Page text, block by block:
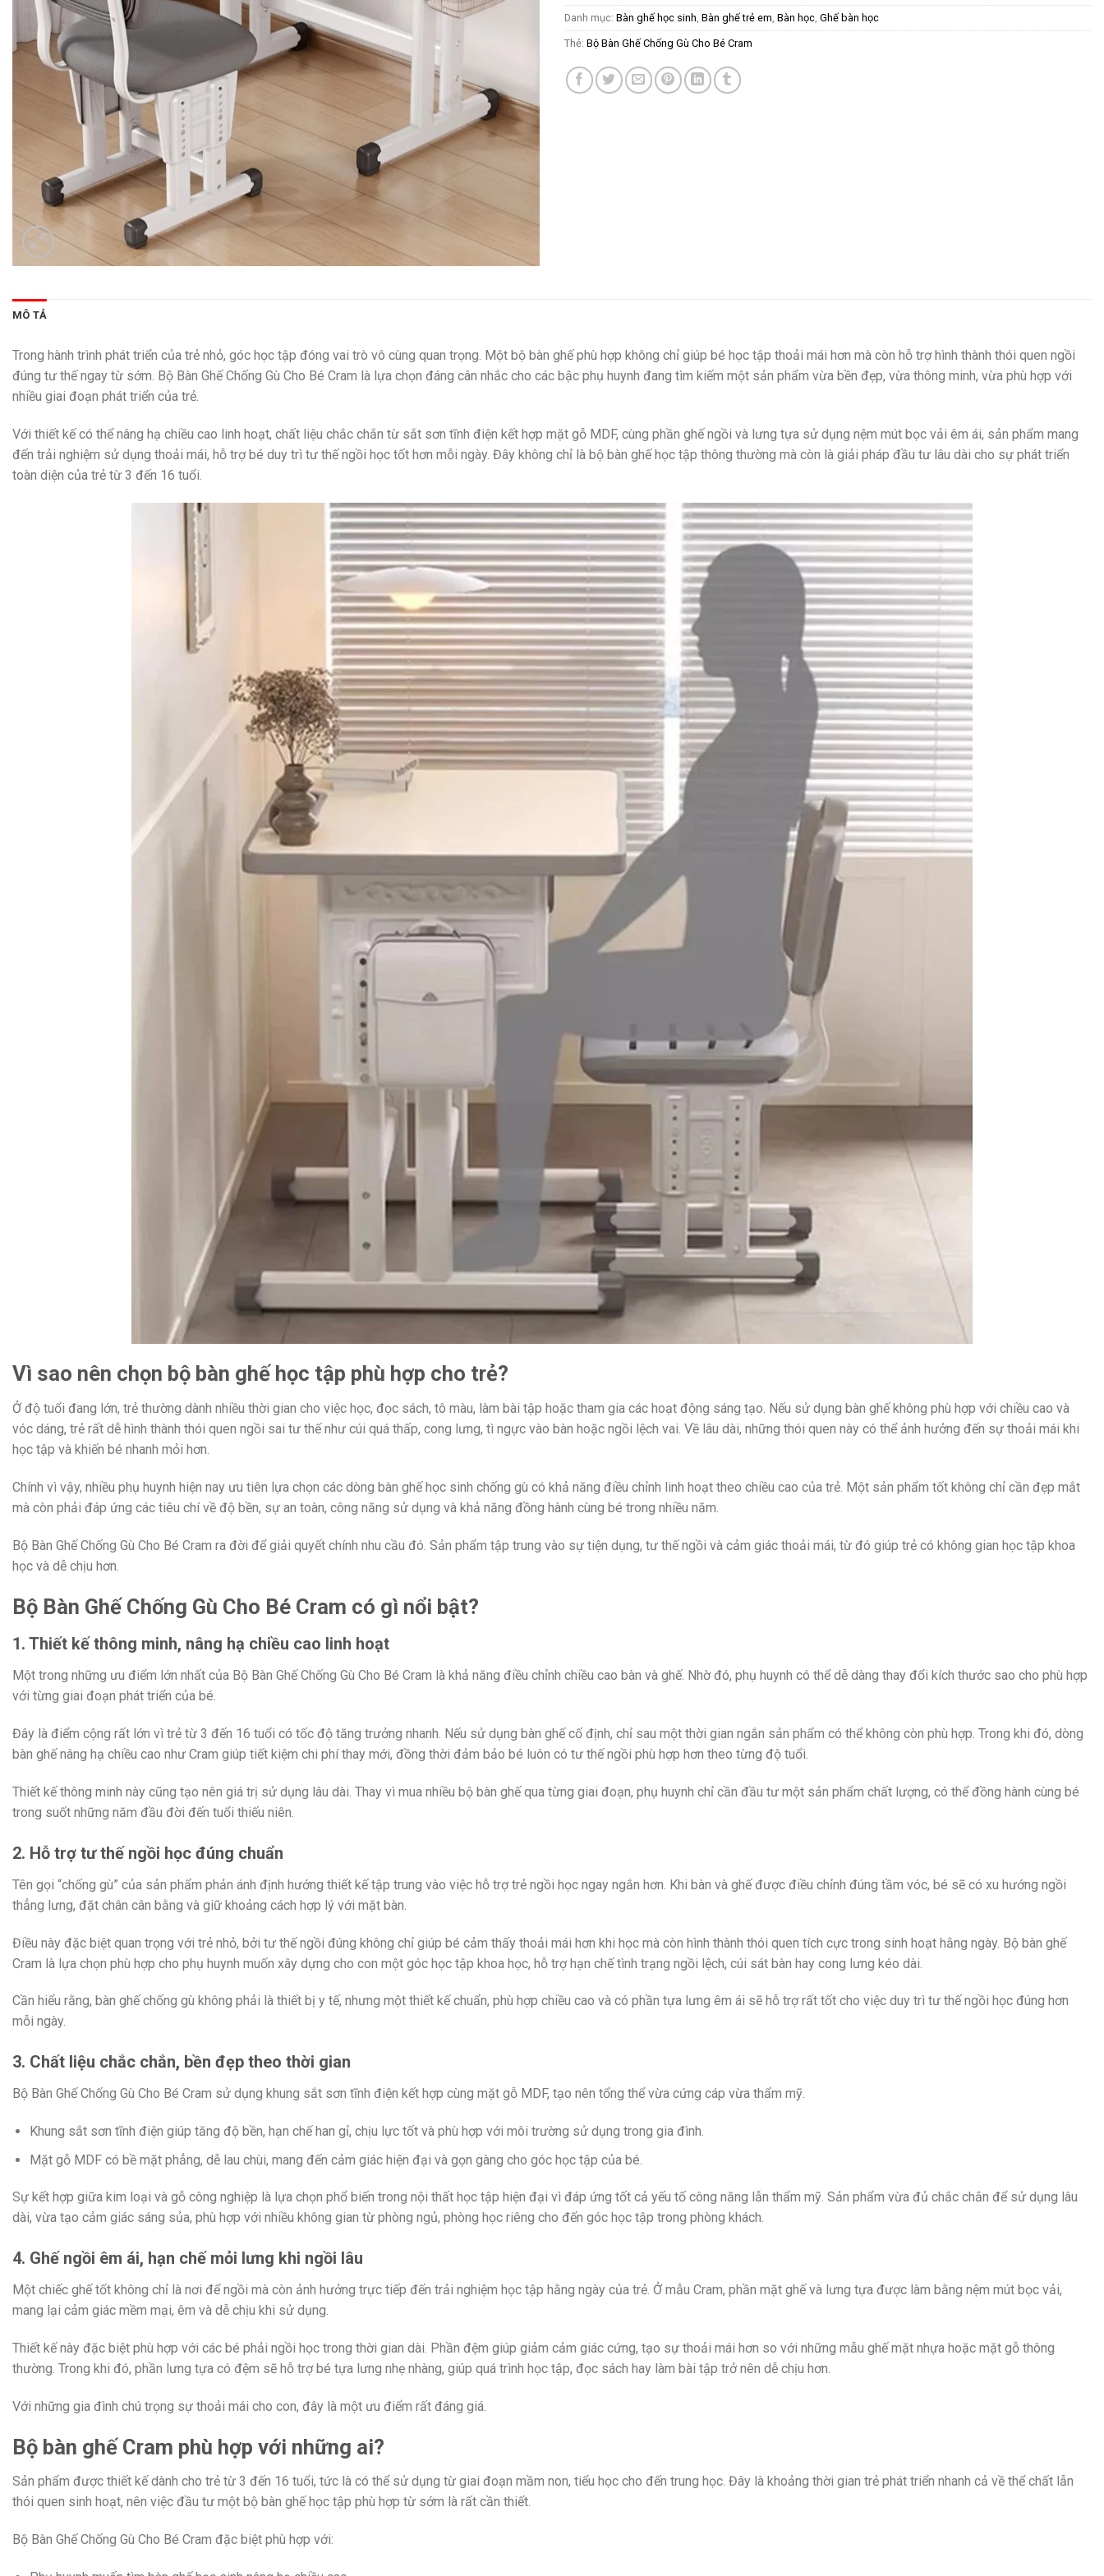
Danh mục: Bàn ghế học sinh Bàn ghế trẻ em Bàn học Ghế bàn học
Thẻ: Bộ Bàn Ghế Chống Gù Cho Bé Cram
MÔ TẢ
Trong hành trình phát triển của trẻ nhỏ, góc học tập đóng vai trò vô cùng quan trọng. Một bộ bàn ghế phù hợp không chỉ giúp bé học tập thoải mái hơn mà còn hỗ trợ hình thành thói quen ngồi
đúng tư thế ngay từ sớm. Bộ Bàn Ghế Chống Gù Cho Bé Cram là lựa chọn đáng cân nhắc cho các bậc phụ huynh đang tìm kiếm một sản phẩm vừa bền đẹp, vừa thông minh, vừa phù hợp với
nhiều giai đoạn phát triển của trẻ.
Với thiết kế có thể nâng hạ chiều cao linh hoạt, chất liệu chắc chắn từ sắt sơn tĩnh điện kết hợp mặt gỗ MDF, cùng phần ghế ngồi và lưng tựa sử dụng nệm mút bọc vải êm ái, sản phẩm mang
đến trải nghiệm sử dụng thoải mái, hỗ trợ bé duy trì tư thế ngồi học tốt hơn mỗi ngày. Đây không chỉ là bộ bàn ghế học tập thông thường mà còn là giải pháp đầu tư lâu dài cho sự phát triển
toàn diện của trẻ từ 3 đến 16 tuổi.
Vì sao nên chọn bộ bàn ghế học tập phù hợp cho trẻ?
Ở độ tuổi đang lớn, trẻ thường dành nhiều thời gian cho việc học, đọc sách, tô màu, làm bài tập hoặc tham gia các hoạt động sáng tạo. Nếu sử dụng bàn ghế không phù hợp với chiều cao và
vóc dáng, trẻ rất dễ hình thành thói quen ngồi sai tư thế như cúi quá thấp, cong lưng, tì ngực vào bàn hoặc ngồi lệch vai. Về lâu dài, những thói quen này có thể ảnh hưởng đến sự thoải mái khi
học tập và khiến bé nhanh mỏi hơn.
Chính vì vậy, nhiều phụ huynh hiện nay ưu tiên lựa chọn các dòng bàn ghế học sinh chống gù có khả năng điều chỉnh linh hoạt theo chiều cao của trẻ. Một sản phẩm tốt không chỉ cần đẹp mắt
mà còn phải đáp ứng các tiêu chí về độ bền, sự an toàn, công năng sử dụng và khả năng đồng hành cùng bé trong nhiều năm.
Bộ Bàn Ghế Chống Gù Cho Bé Cram ra đời để giải quyết chính nhu cầu đó. Sản phẩm tập trung vào sự tiện dụng, tư thế ngồi và cảm giác thoải mái, từ đó giúp trẻ có không gian học tập khoa
học và dễ chịu hơn.
Bộ Bàn Ghế Chống Gù Cho Bé Cram có gì nổi bật?
1. Thiết kế thông minh, nâng hạ chiều cao linh hoạt
Một trong những ưu điểm lớn nhất của Bộ Bàn Ghế Chống Gù Cho Bé Cram là khả năng điều chỉnh chiều cao bàn và ghế. Nhờ đó, phụ huynh có thể dễ dàng thay đổi kích thước sao cho phù hợp
với từng giai đoạn phát triển của bé.
Đây là điểm cộng rất lớn vì trẻ từ 3 đến 16 tuổi có tốc độ tăng trưởng nhanh. Nếu sử dụng bàn ghế cố định, chỉ sau một thời gian ngắn sản phẩm có thể không còn phù hợp. Trong khi đó, dòng
bàn ghế nâng hạ chiều cao như Cram giúp tiết kiệm chi phí thay mới, đồng thời đảm bảo bé luôn có tư thế ngồi phù hợp hơn theo từng độ tuổi.
Thiết kế thông minh này cũng tạo nên giá trị sử dụng lâu dài. Thay vì mua nhiều bộ bàn ghế qua từng giai đoạn, phụ huynh chỉ cần đầu tư một sản phẩm chất lượng, có thể đồng hành cùng bé
trong suốt những năm đầu đời đến tuổi thiếu niên.
2. Hỗ trợ tư thế ngồi học đúng chuẩn
Tên gọi “chống gù” của sản phẩm phản ánh định hướng thiết kế tập trung vào việc hỗ trợ trẻ ngồi học ngay ngắn hơn. Khi bàn và ghế được điều chỉnh đúng tầm vóc, bé sẽ có xu hướng ngồi
thẳng lưng, đặt chân cân bằng và giữ khoảng cách hợp lý với mặt bàn.
Điều này đặc biệt quan trọng với trẻ nhỏ, bởi tư thế ngồi đúng không chỉ giúp bé cảm thấy thoải mái hơn khi học mà còn hình thành thói quen tích cực trong sinh hoạt hằng ngày. Bộ bàn ghế
Cram là lựa chọn phù hợp cho phụ huynh muốn xây dựng cho con một góc học tập khoa học, hỗ trợ hạn chế tình trạng ngồi lệch, cúi sát bàn hay cong lưng kéo dài.
Cần hiểu rằng, bàn ghế chống gù không phải là thiết bị y tế, nhưng một thiết kế chuẩn, phù hợp chiều cao và có phần tựa lưng êm ái sẽ hỗ trợ rất tốt cho việc duy trì tư thế ngồi học đúng hơn
mỗi ngày.
3. Chất liệu chắc chắn, bền đẹp theo thời gian
Bộ Bàn Ghế Chống Gù Cho Bé Cram sử dụng khung sắt sơn tĩnh điện kết hợp cùng mặt gỗ MDF, tạo nên tổng thể vừa cứng cáp vừa thẩm mỹ.
Khung sắt sơn tĩnh điện giúp tăng độ bền, hạn chế han gỉ, chịu lực tốt và phù hợp với môi trường sử dụng trong gia đình.
Mặt gỗ MDF có bề mặt phẳng, dễ lau chùi, mang đến cảm giác hiện đại và gọn gàng cho góc học tập của bé.
Sự kết hợp giữa kim loại và gỗ công nghiệp là lựa chọn phổ biến trong nội thất học tập hiện đại vì đáp ứng tốt cả yếu tố công năng lẫn thẩm mỹ. Sản phẩm vừa đủ chắc chắn để sử dụng lâu
dài, vừa tạo cảm giác sáng sủa, phù hợp với nhiều không gian từ phòng ngủ, phòng học riêng cho đến góc học tập trong phòng khách.
4. Ghế ngồi êm ái, hạn chế mỏi lưng khi ngồi lâu
Một chiếc ghế tốt không chỉ là nơi để ngồi mà còn ảnh hưởng trực tiếp đến trải nghiệm học tập hằng ngày của trẻ. Ở mẫu Cram, phần mặt ghế và lưng tựa được làm bằng nệm mút bọc vải,
mang lại cảm giác mềm mại, êm và dễ chịu khi sử dụng.
Thiết kế này đặc biệt phù hợp với các bé phải ngồi học trong thời gian dài. Phần đệm giúp giảm cảm giác cứng, tạo sự thoải mái hơn so với những mẫu ghế mặt nhựa hoặc mặt gỗ thông
thường. Trong khi đó, phần lưng tựa có đệm sẽ hỗ trợ bé tựa lưng nhẹ nhàng, giúp quá trình học tập, đọc sách hay làm bài tập trở nên dễ chịu hơn.
Với những gia đình chú trọng sự thoải mái cho con, đây là một ưu điểm rất đáng giá.
Bộ bàn ghế Cram phù hợp với những ai?
Sản phẩm được thiết kế dành cho trẻ từ 3 đến 16 tuổi, tức là có thể sử dụng từ giai đoạn mầm non, tiểu học cho đến trung học. Đây là khoảng thời gian trẻ phát triển nhanh cả về thể chất lẫn
thói quen sinh hoạt, nên việc đầu tư một bộ bàn ghế học tập phù hợp từ sớm là rất cần thiết.
Bộ Bàn Ghế Chống Gù Cho Bé Cram đặc biệt phù hợp với: